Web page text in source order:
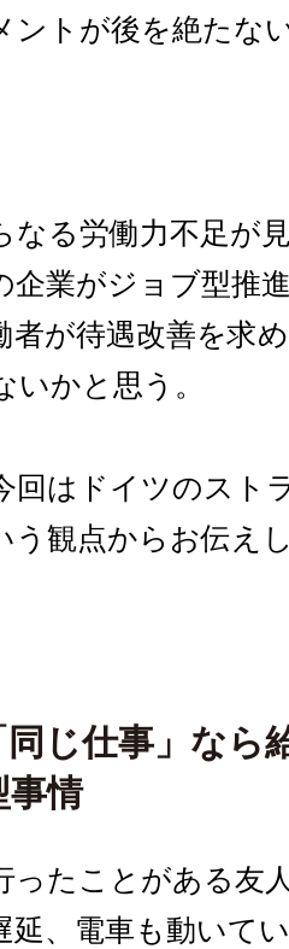
ントが後を絶たな
なる労働力不足が
企業がジョブ型推
者が待遇改善を求
かと思う。
回はドイツのスト
う観点からお伝え
じ仕事」なら
事情
ったことがある友
延、電車も動いて